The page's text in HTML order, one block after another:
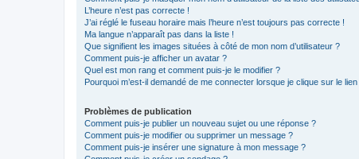
L’heure n’est pas correcte !
J’ai réglé le fuseau horaire mais l’heure n’est toujours pas correcte !
Ma langue n’apparaît pas dans la liste !
Que signifient les images situées à côté de mon nom d’utilisateur ?
Comment puis-je afficher un avatar ?
Quel est mon rang et comment puis-je le modifier ?
Pourquoi m’est-il demandé de me connecter lorsque je clique sur le
Problèmes de publication
Comment puis-je publier un nouveau sujet ou une réponse ?
Comment puis-je modifier ou supprimer un message ?
Comment puis-je insérer une signature à mon message ?